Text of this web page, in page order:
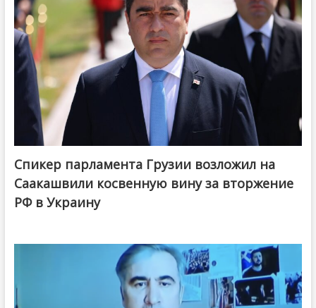
Спикер парламента Грузии возложил на
Саакашвили косвенную вину за вторжение
РФ в Украину